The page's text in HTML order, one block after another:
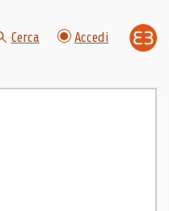
Cerca Accedi